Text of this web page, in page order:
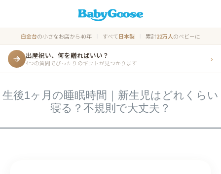
白金台の小さなお店から40年 すべて日本製 累計22万人のベビーに
出産祝い、何を贈ればいい？
4つの質問でぴったりのギフトが見つかります
›
生後1ヶ月の睡眠時間｜新生児はどれくらい
寝る？不規則で大丈夫？